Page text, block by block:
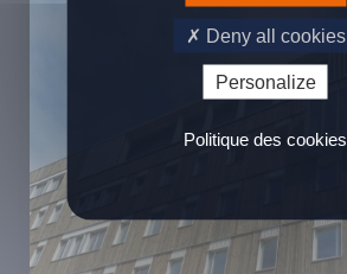
Deny all cookies
Personalize
Politique des cookies